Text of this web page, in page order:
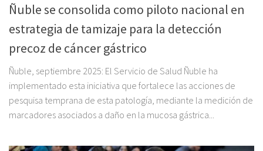
Ñuble se consolida como piloto nacional en
estrategia de tamizaje para la detección
precoz de cáncer gástrico
Ñuble, septiembre 2025: El Servicio de Salud Ñuble ha
implementado esta iniciativa que fortalece las acciones de
pesquisa temprana de esta patología, mediante la medición de
marcadores asociados a daño en la mucosa gástrica...